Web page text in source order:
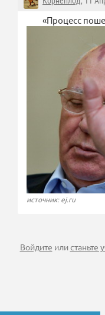
«Процесс
источник: ej.ru
Войдите илистаньте